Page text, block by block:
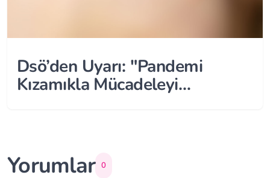
Dsö’den Uyarı: "Pandemi
Kızamıkla Mücadeleyi
Yorumlar 0